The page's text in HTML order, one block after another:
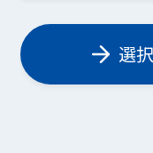
選